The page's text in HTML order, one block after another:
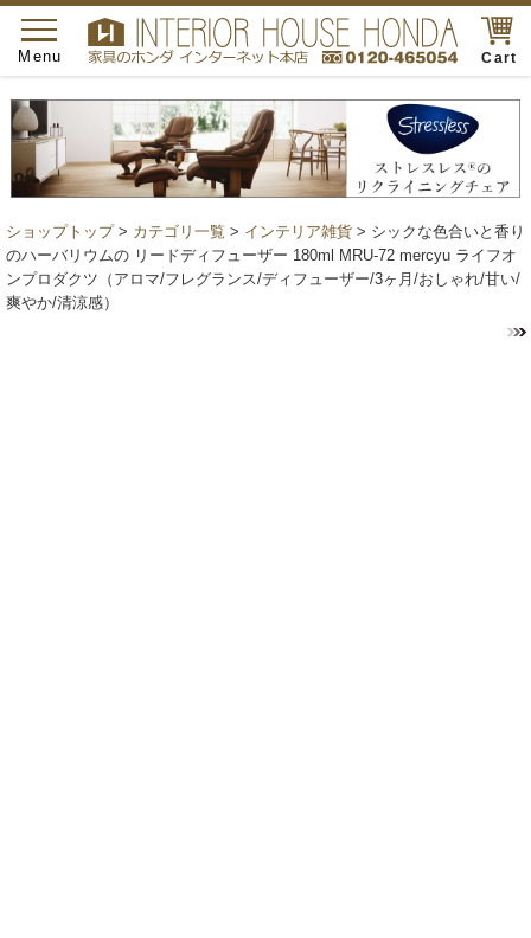
Cart
toggle
navigation
Menu
ショップトップ> カテゴリ一覧 > インテリア雑貨 > シックな色合いと香り
のハーバリウムの リードディフューザー 180ml MRU-72 mercyu ライフオ
ンプロダクツ（アロマ/フレグランス/ディフューザー/3ヶ月/おしゃれ/甘い/
爽やか/清涼感）